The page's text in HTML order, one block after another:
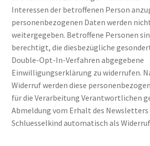
Interessen der betroffenen Person
personenbezogenen Daten werden
weitergegeben. Betroffene Personen
berechtigt, die diesbezügliche
Double-Opt-In-Verfahren abgegebene
Einwilligungserklärung zu widerrufen.
Widerruf werden diese
für die Verarbeitung Verantwortlichen
Abmeldung vom Erhalt des
Schluesselkind automatisch als